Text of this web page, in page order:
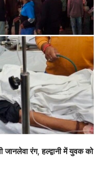
रंग, हल्द्वानी में युवक को